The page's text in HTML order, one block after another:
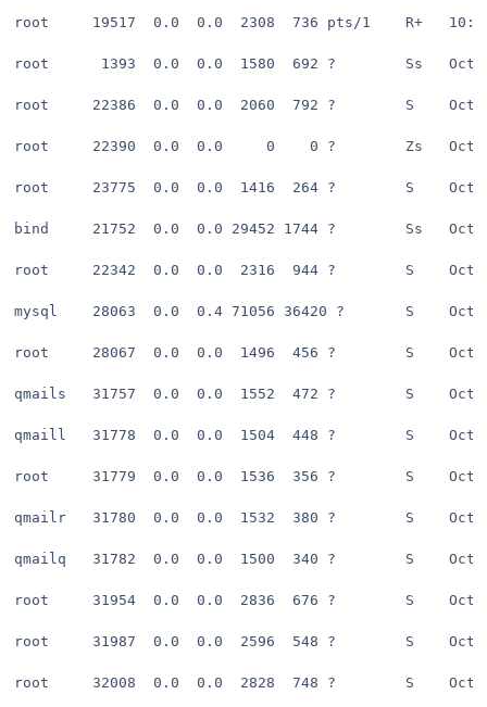
root     19517  0.0  0.0  2308  736 pts/1    R+
root      1393  0.0  0.0  1580  692 ?        Ss
root     22386  0.0  0.0  2060  792 ?        S    Oct28
root     22390  0.0  0.0     0    0 ?        Zs
root     23775  0.0  0.0  1416  264 ?        S
bind     21752  0.0  0.0 29452 1744 ?        Ss
root     22342  0.0  0.0  2316  944 ?        S
mysql    28063  0.0  0.4 71056 36420 ?       S
root     28067  0.0  0.0  1496  456 ?        S
qmails   31757  0.0  0.0  1552  472 ?        S
qmaill   31778  0.0  0.0  1504  448 ?        S
root     31779  0.0  0.0  1536  356 ?        S
qmailr   31780  0.0  0.0  1532  380 ?        S
qmailq   31782  0.0  0.0  1500  340 ?        S
root     31954  0.0  0.0  2836  676 ?        S
root     31987  0.0  0.0  2596  548 ?        S
root     32008  0.0  0.0  2828  748 ?        S